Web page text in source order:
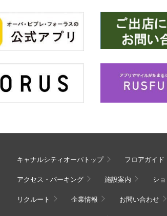
キャナルシティオーパトップ フロアガイド
アクセス・パーキング 施設案内 シ
リクルート 企業情報 お問い合わせ